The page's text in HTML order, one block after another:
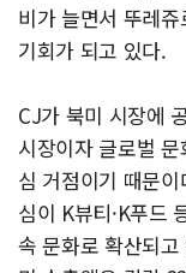
비가 늘면서 뚜레
기회가 되고 있다.
CJ가 북미 시장에
시장이자 글로벌
심 거점이기 때문
심이 K뷰티·K푸드
속 문화로 확산되